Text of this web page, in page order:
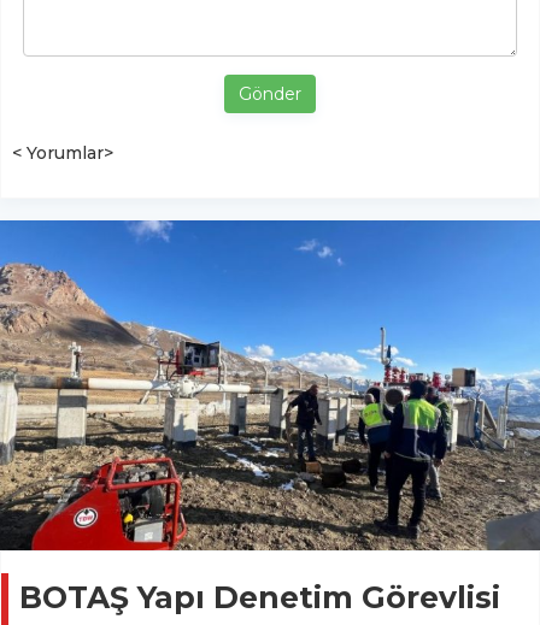
Gönder
< Yorumlar>
BOTAŞ Yapı Denetim Görevlisi